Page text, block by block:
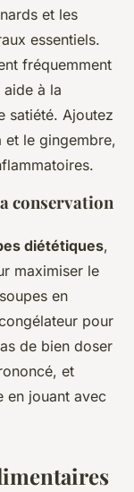
et les
essentiels.
fréquemment
à la
satiété. Ajoutez
et le gingembre,
conservation
diététiques,
maximiser le
en
pour
de bien doser
et
en jouant avec